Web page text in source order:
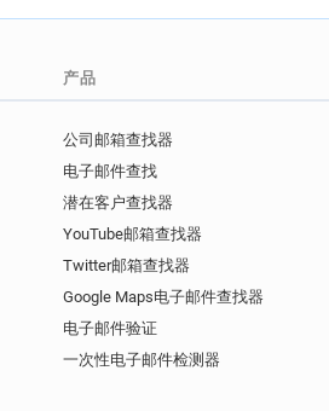
产品
公司邮箱查找器
电子邮件查找
潜在客户查找器
YouTube邮箱查找器
Twitter邮箱查找器
Google Maps电子邮件查找器
电子邮件验证
一次性电子邮件检测器